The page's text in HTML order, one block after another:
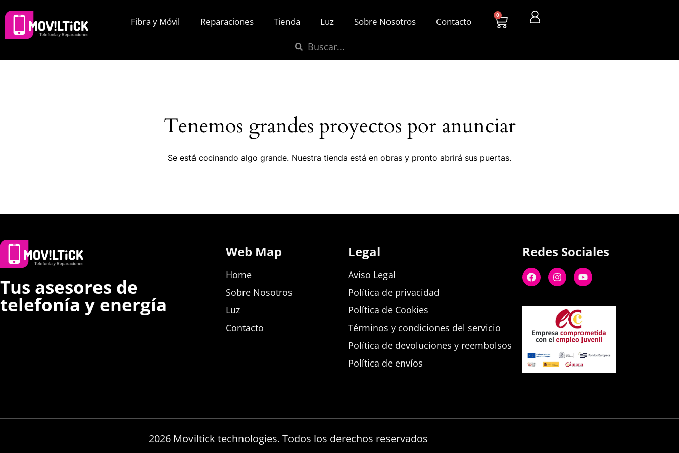
Fibra y Móvil Reparaciones Tienda Luz Sobre Nosotros Contacto
0
Tenemos grandes proyectos por anunciar
Se está cocinando algo grande. Nuestra tienda está en obras y pronto abrirá sus puertas.
Tus asesores de
telefonía y energía
Web Map
Home
Sobre Nosotros
Luz
Contacto
Legal
Aviso Legal
Política de privacidad
Política de Cookies
Términos y condiciones del servicio
Política de devoluciones y reembolsos
Política de envíos
Redes Sociales
2026 Moviltick technologies. Todos los derechos reservados